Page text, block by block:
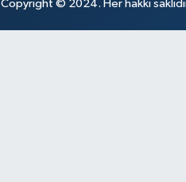
Copyright © 2024. Her hakkı